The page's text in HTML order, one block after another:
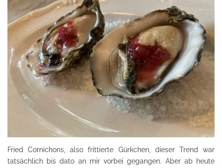
Fried Cornichons, also frittierte Gürkchen, dieser Trend war
tatsächlich bis dato an mir vorbei gegangen. Aber ab heute